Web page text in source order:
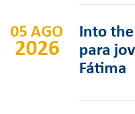
05 AGO
2026
Into
para
Fátima